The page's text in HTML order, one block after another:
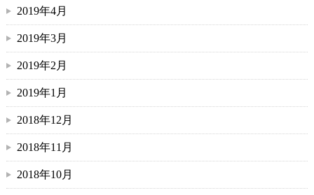
2019年4月
2019年3月
2019年2月
2019年1月
2018年12月
2018年11月
2018年10月